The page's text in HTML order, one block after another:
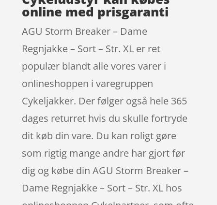
online med prisgaranti
AGU Storm Breaker – Dame
Regnjakke – Sort – Str. XL er ret
populær blandt alle vores varer i
onlineshoppen i varegruppen
Cykeljakker. Der følger også hele 365
dages returret hvis du skulle fortryde
dit køb din vare. Du kan roligt gøre
som rigtig mange andre har gjort før
dig og købe din AGU Storm Breaker –
Dame Regnjakke – Sort – Str. XL hos